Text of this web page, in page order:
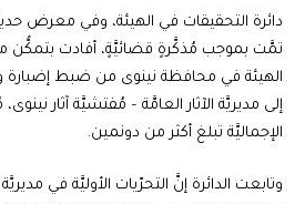
دائرة التحقيقات في الهيئة، وفي معرض
تمَّت بموجب مُذكَّرةٍ قضائيَّةٍ، أفادت بتمكُّن
الهيئة في محافظة نينوى من ضبط إضبارة
إلى مديريَّة الآثار العامَّة – مُفتشيَّة آثار
الإجماليَّة تبلغ أكثر من دونمين.
وتابعت الدائرة إنَّ التحرّيات الأوليَّة في